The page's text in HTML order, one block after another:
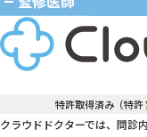
特許取得済み（特許
クラウドドクターでは、問診